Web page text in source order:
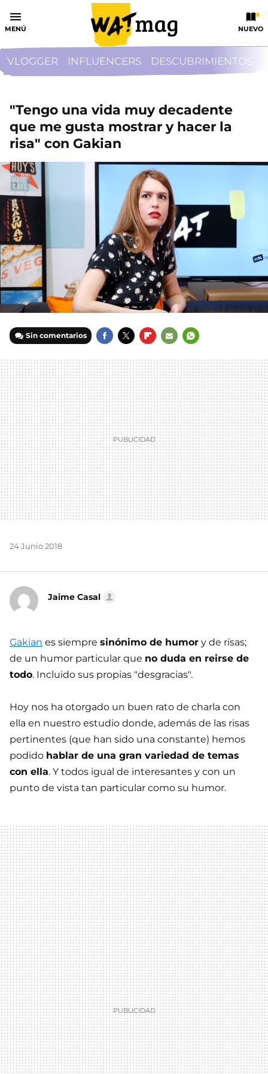
MENÚ NUEVO
VLOGGER INFLUENCERS DESCUBRIMIENTOS
"Tengo una vida muy decadente
que me gusta mostrar y hacer la
risa" con Gakian
Sin comentarios
MAIL
24 Junio 2018
Jaime Casal
Gakian es siempre sinónimo de humor y de rísas;
de un humor particular que no duda en reirse de
todo. Incluido sus propias "desgracias".
Hoy nos ha otorgado un buen rato de charla con
ella en nuestro estudio donde, además de las risas
pertinentes (que han sido una constante) hemos
podido hablar de una gran variedad de temas
con ella. Y todos igual de interesantes y con un
punto de vista tan particular como su humor.